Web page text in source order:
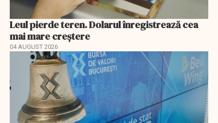
Leul pierde teren. Dolarul înregistrează cea
mai mare creștere
04 AUGUST 2026